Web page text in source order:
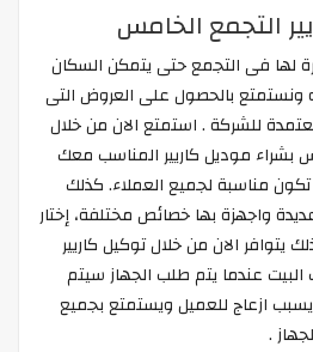
التجمع الخامس
لها فى التجمع حتى يتمكن السكان
ونستمتع بالحصول على العروض التى
للشركة . استمتع الان من خلال
بشراء موديل كاريير المناسب معك
مناسبة لجميع العملاء. كذلك
واجهزة بها خصائص مختلفة، إختار
يتوافر الان من خلال توكيل كاريير
عندما يتم طلب الجهاز سيتم
ازعاج للعميل ويستمتع بجميع
.